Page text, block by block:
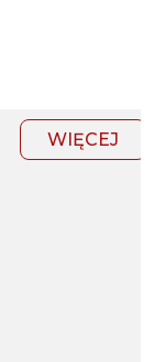
WIĘCEJ